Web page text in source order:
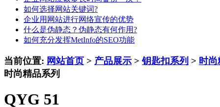
如何选择网站关键词?
企业用网站进行网络宣传的优势
什么是伪静态？伪静态有何作用?
如何充分发挥MetInfo的SEO功能
当前位置: 网站首页 > 产品展示 >钥匙扣系列 > 时尚
时尚精品系列
QYG 51